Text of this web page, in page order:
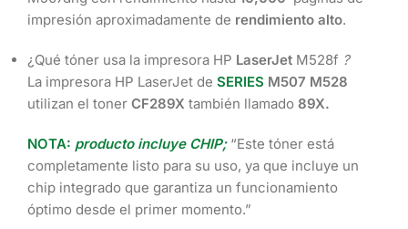
impresión aproximadamente de rendimiento alto.
¿Qué tóner usa la impresora HP LaserJet M528f ?
La impresora HP LaserJet de SERIES M507 M528
utilizan el toner CF289X también llamado 89X.
NOTA: producto incluye CHIP;“Este tóner está
completamente listo para su uso, ya que incluye un
chip integrado que garantiza un funcionamiento
óptimo desde el primer momento.”